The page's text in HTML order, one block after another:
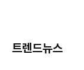
트렌드뉴스